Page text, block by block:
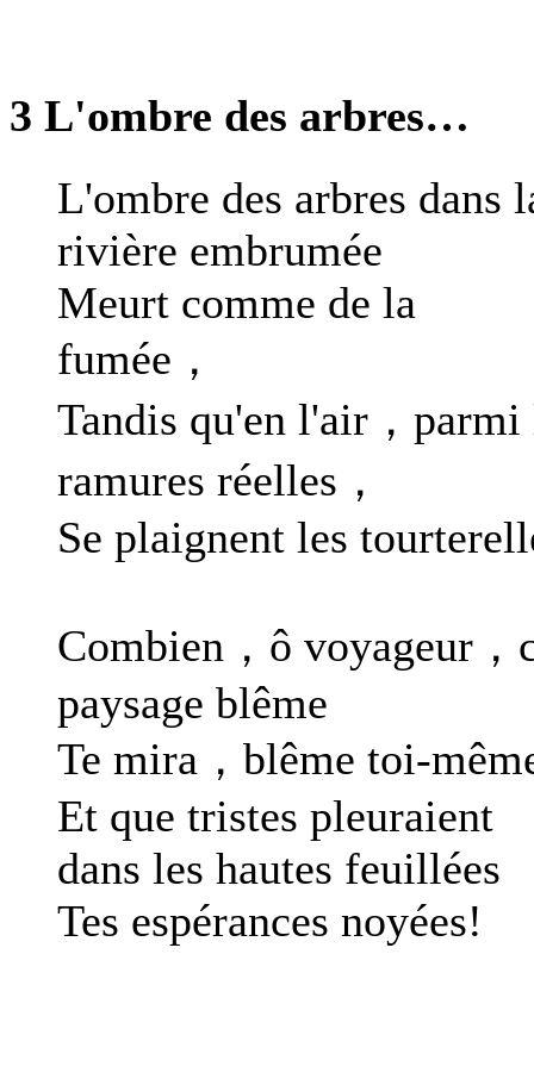
3 L'ombre des arbres…
L'ombre des arbres dans
rivière embrumée
Meurt comme de la
fumée，
Tandis qu'en l'air，parmi
ramures réelles，
Se plaignent les
Combien，ô voyageur，
paysage blême
Te mira，blême toi-
Et que tristes pleuraient
dans les hautes feuillées
Tes espérances noyées!